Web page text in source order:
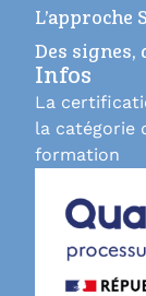
L’approche
Des signes,
Infos
La
la catégorie
formation